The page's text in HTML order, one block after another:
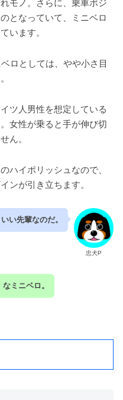
モノ。さらに、乗車ポジ
となっていて、ミニベロ
います。
ロとしては、やや小さ目
ツ人男性を想定している
女性が乗ると手が伸び切
ん。
ハイポリッシュなので、
ンが引き立ちます。
忠犬P
い先輩なのだ。
ミニベロ。